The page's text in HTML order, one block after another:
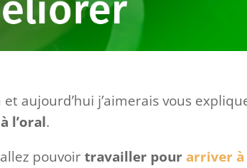
aujourd’hui j’aimerais vous
l’oral.
allez pouvoirtravailler pourarriver à